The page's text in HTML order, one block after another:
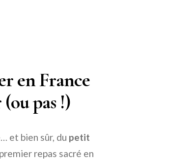
en France
pas !)
et bien sûr, du petit
repas sacré en